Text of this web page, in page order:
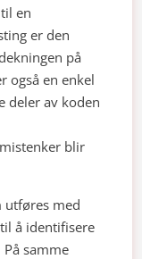
en
er den
på
også en enkel
deler av koden
blir
utføres med
å identifisere
samme